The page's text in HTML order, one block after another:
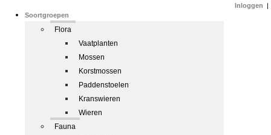
Soortgroepen
Flora
Vaatplanten
Mossen
Korstmossen
Paddenstoelen
Kranswieren
Wieren
Fauna
Inloggen |